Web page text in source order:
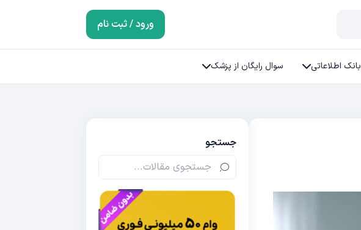
ورود / ثبت نام
بانک اطلاعاتی سوال رایگان از پزشک
جستجو